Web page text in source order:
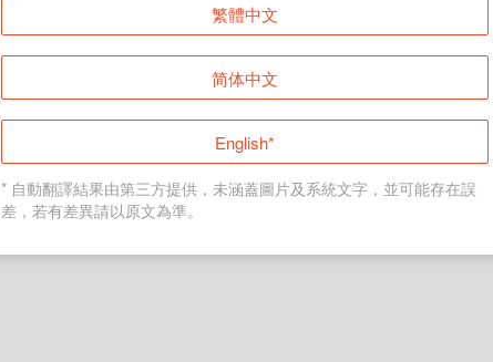
登入
返回首頁
繁體中文
简体中文
English*
* 自動翻譯結果由第三方提供，未涵蓋圖片及系統文字，並可能存在誤
差，若有差異請以原文為準。